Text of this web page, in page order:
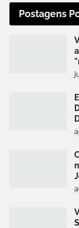
Postagens